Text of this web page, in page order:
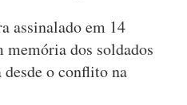
assinalado em 14
memória dos soldados
o conflito na